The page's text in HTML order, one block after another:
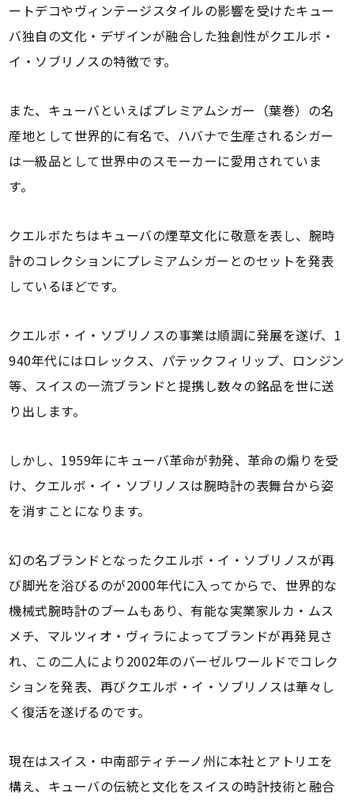
ートデコやヴィンテージスタイルの影響を受けたキュー
バ独自の文化・デザインが融合した独創性がクエルボ・
イ・ソブリノスの特徴です。
また、キューバといえばプレミアムシガー（葉巻）の名
産地として世界的に有名で、ハバナで生産されるシガー
は一級品として世界中のスモーカーに愛用されていま
す。
クエルボたちはキューバの煙草文化に敬意を表し、腕時
計のコレクションにプレミアムシガーとのセットを発表
しているほどです。
クエルボ・イ・ソブリノスの事業は順調に発展を遂げ、1
940年代にはロレックス、パテックフィリップ、ロンジン
等、スイスの一流ブランドと提携し数々の銘品を世に送
り出します。
しかし、1959年にキューバ革命が勃発、革命の煽りを受
け、クエルボ・イ・ソブリノスは腕時計の表舞台から姿
を消すことになります。
幻の名ブランドとなったクエルボ・イ・ソブリノスが再
び脚光を浴びるのが2000年代に入ってからで、世界的な
機械式腕時計のブームもあり、有能な実業家ルカ・ムス
メチ、マルツィオ・ヴィラによってブランドが再発見さ
れ、この二人により2002年のバーゼルワールドでコレク
ションを発表、再びクエルボ・イ・ソブリノスは華々し
く復活を遂げるのです。
現在はスイス・中南部ティチーノ州に本社とアトリエを
構え、キューバの伝統と文化をスイスの時計技術と融合